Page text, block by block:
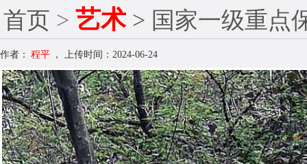
首页 > 艺术> 国家一级重点
作者： 程平 ， 上传时间：2024-06-24